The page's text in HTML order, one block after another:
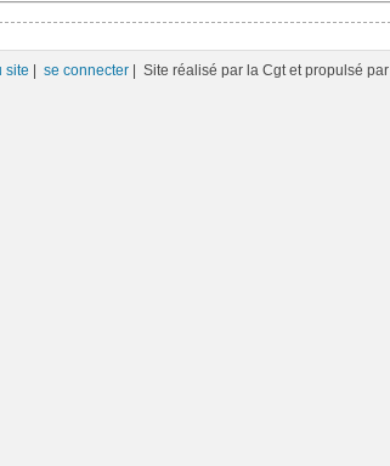
site se connecter | Site réalisé par la Cgt et propulsé par